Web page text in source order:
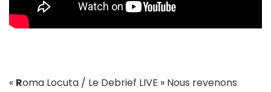
« Roma Locuta / Le Debrief LIVE » Nous revenons